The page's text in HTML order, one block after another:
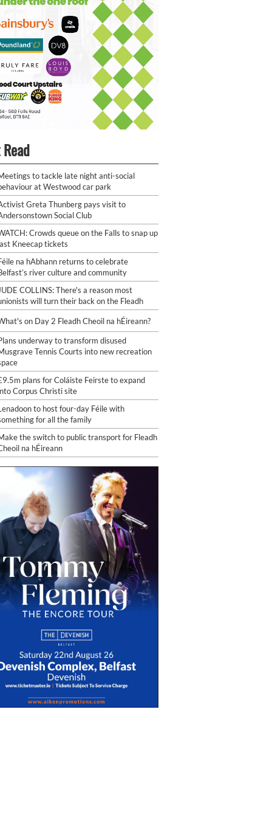
to tackle late night anti-social
at Westwood car park
Greta Thunberg pays visit to
Social Club
Crowds queue on the Falls to snap up
Kneecap tickets
na hAbhann returns to celebrate
river culture and community
COLLINS: There's a reason most
will turn their back on the Fleadh
on Day 2 Fleadh Cheoil na hÉireann?
underway to transform disused
Tennis Courts into new recreation
plans for Coláiste Feirste to expand
Corpus Christi site
to host four-day Féile with
for all the family
the switch to public transport for Fleadh
na hÉireann